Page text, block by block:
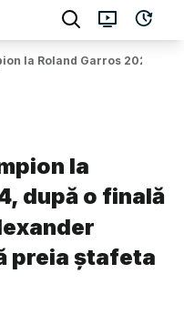
la Roland Garros 2024,
la
după o finală
preia ștafeta